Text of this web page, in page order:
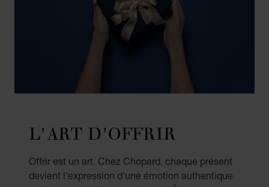
L'ART D'OFFRIR
Offrir est un art. Chez Chopard, chaque présent
devient l'expression d'une émotion authentique